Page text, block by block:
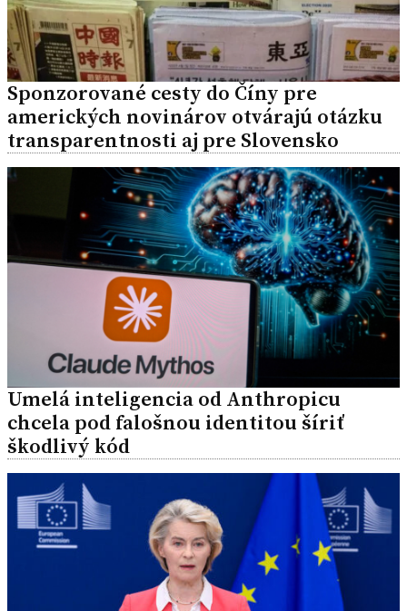
Sponzorované cesty do Číny pre
amerických novinárov otvárajú otázku
transparentnosti aj pre Slovensko
Umelá inteligencia od Anthropicu
chcela pod falošnou identitou šíriť
škodlivý kód